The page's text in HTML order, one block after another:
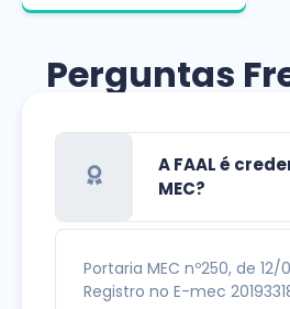
Perguntas
A FAAL é
MEC?
Portaria MEC nº250, de
Registro no E-mec